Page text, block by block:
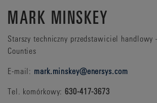
MARK MINSKEY
Starszy techniczny przedstawiciel
Counties
E-mail: mark.minskey@enersys.com
Tel. komórkowy:630-417-3673